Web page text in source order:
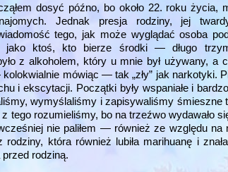
dosyć późno, bo około 22. roku życia,
Jednak presja rodziny, jej
tego, jak może wyglądać osoba
jako ktoś, kto bierze środki — długo
z alkoholem, który u mnie był używany, a
mówiąc — tak „zły” jak narkotyki.
i ekscytacji. Początki były wspaniałe i
wymyślaliśmy i zapisywaliśmy śmieszne
tego rozumieliśmy, bo na trzeźwo wydawało
nie paliłem — również ze względu
rodziny, która również lubiła marihuanę i
rodziną.